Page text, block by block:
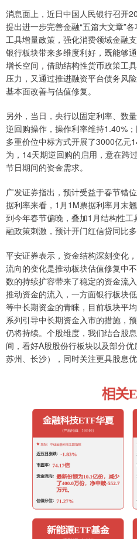
消息面上，近日中国人民银行召开
提出进一步完善金融“五篇大文章”
工具增量政策，强化消费领域金融
银行板块带来多维度利好，既能够
增长空间，借助结构性货币政策工
压力，又通过推进融资平台债务风
基本面改善与估值修复。
另外，当日，央行以固定利率、数
逆回购操作，操作利率维持1.40%
多重价位中标方式开展了3000亿元
为，14天期逆回购的启用，意在跨
节日期间的资金需求。
广发证券指出，预计受益于春节错
据利率来看，1月1M票据利率月末
到今年春节偏晚，叠加1月结构性
融政策刺激，预计开门红信贷同比多
平安证券表示，资金结构深刻变化
流向的变化是推动板块估值修复中
数的持续扩容带来了稳定的资金流
推动资金的流入，一方面银行板块
等中长期资金的青睐，目前板块平
系列引导中长期资金入市的措施，
仍将持续。个股维度，我们结合股
间，看好A股股份行板块以及部分优
苏州、长沙），同时关注更具股息